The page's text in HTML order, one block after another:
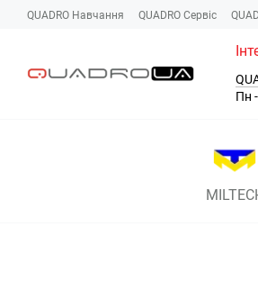
Перейти до основного контенту
QUADRO Навчання QUADRO Сервіc
Пн